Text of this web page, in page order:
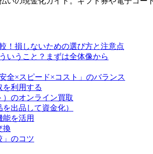
！損しないための選び方と注意点
いうこと？まずは全体像から
全×スピード×コスト」のバランス
を利用する
のオンライン買取
出品して資金化）
能を活用
換
」のコツ